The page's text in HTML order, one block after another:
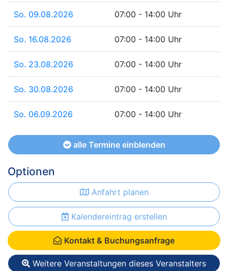
So. 09.08.2026 07:00 - 14:00 Uhr
So. 16.08.2026 07:00 - 14:00 Uhr
So. 23.08.2026 07:00 - 14:00 Uhr
So. 30.08.2026 07:00 - 14:00 Uhr
So. 06.09.2026 07:00 - 14:00 Uhr
alle Termine einblenden
Optionen
Anfahrt planen
Kalendereintrag erstellen
Kontakt & Buchungsanfrage
Weitere Veranstaltungen dieses Veranstalters